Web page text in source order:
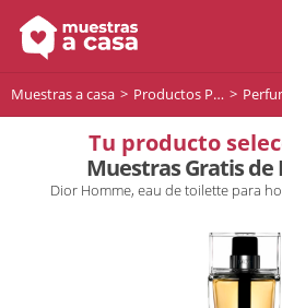
Muestras a casa Productos Premium Perfumes
Tu producto
Muestras Gratis de
Dior Homme, eau de toilette para